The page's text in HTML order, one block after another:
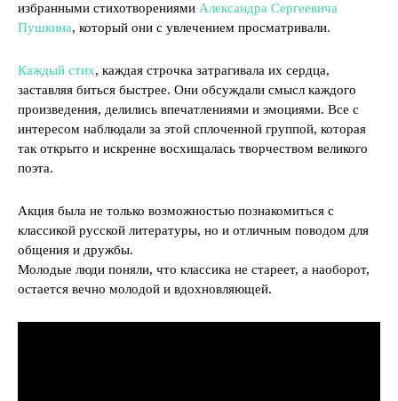
избранными стихотворениями Александра Сергеевича
Пушкина, который они с увлечением просматривали.
Каждый стих, каждая строчка затрагивала их сердца,
заставляя биться быстрее. Они обсуждали смысл каждого
произведения, делились впечатлениями и эмоциями. Все с
интересом наблюдали за этой сплоченной группой, которая
так открыто и искренне восхищалась творчеством великого
поэта.
Акция была не только возможностью познакомиться с
классикой русской литературы, но и отличным поводом для
общения и дружбы.
Молодые люди поняли, что классика не стареет, а наоборот,
остается вечно молодой и вдохновляющей.